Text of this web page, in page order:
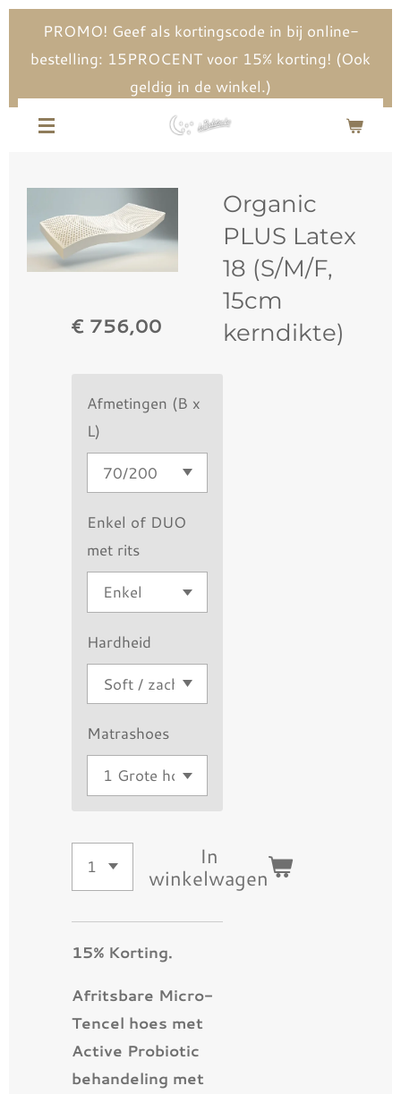
direct
de
hoofdinhoud
PROMO! Geef als kortingscode in bij online-
bestelling: 15PROCENT voor 15% korting! (Ook
geldig in de winkel.)
Organic
PLUS Latex
18 (S/M/F,
15cm
kerndikte)
€ 756,00
Afmetingen (B x
L)
Enkel of DUO
met rits
Hardheid
Matrashoes
In
winkelwagen
15% Korting.
Afritsbare Micro-
Tencel hoes met
Active Probiotic
behandeling met